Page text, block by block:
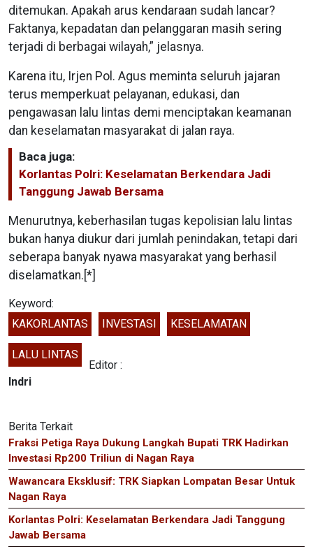
ditemukan. Apakah arus kendaraan sudah lancar?
Faktanya, kepadatan dan pelanggaran masih sering
terjadi di berbagai wilayah,” jelasnya.
Karena itu, Irjen Pol. Agus meminta seluruh jajaran
terus memperkuat pelayanan, edukasi, dan
pengawasan lalu lintas demi menciptakan keamanan
dan keselamatan masyarakat di jalan raya.
Baca juga:
Korlantas Polri: Keselamatan Berkendara Jadi
Tanggung Jawab Bersama
Menurutnya, keberhasilan tugas kepolisian lalu lintas
bukan hanya diukur dari jumlah penindakan, tetapi dari
seberapa banyak nyawa masyarakat yang berhasil
diselamatkan.[*]
Keyword:
KAKORLANTAS
INVESTASI KESELAMATAN
LALU LINTAS
Editor :
Indri
Berita Terkait
Fraksi Petiga Raya Dukung Langkah Bupati TRK Hadirkan
Investasi Rp200 Triliun di Nagan Raya
Wawancara Eksklusif: TRK Siapkan Lompatan Besar Untuk
Nagan Raya
Korlantas Polri: Keselamatan Berkendara Jadi Tanggung
Jawab Bersama